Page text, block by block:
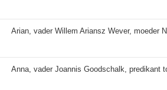
Arian, vader Willem Ariansz Wever, moeder
Anna, vader Joannis Goodschalk, predikant